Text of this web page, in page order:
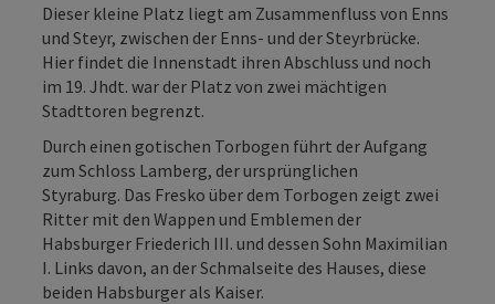
Dieser kleine Platz liegt am Zusammenfluss von Enns
und Steyr, zwischen der Enns- und der Steyrbrücke.
Hier findet die Innenstadt ihren Abschluss und noch
im 19. Jhdt. war der Platz von zwei mächtigen
Stadttoren begrenzt.
Durch einen gotischen Torbogen führt der Aufgang
zum Schloss Lamberg, der ursprünglichen
Styraburg. Das Fresko über dem Torbogen zeigt zwei
Ritter mit den Wappen und Emblemen der
Habsburger Friederich III. und dessen Sohn Maximilian
I. Links davon, an der Schmalseite des Hauses, diese
beiden Habsburger als Kaiser.